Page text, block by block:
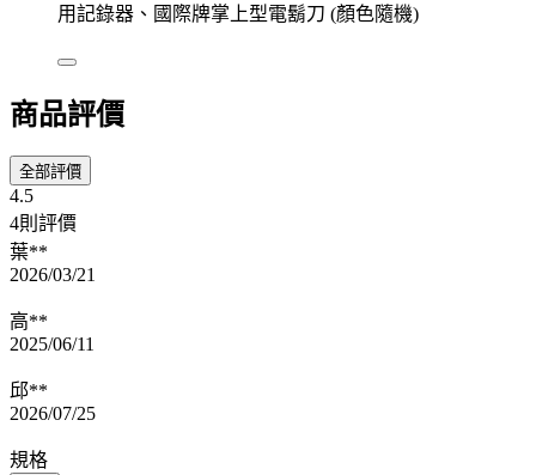
用記錄器、國際牌掌上型電鬍刀 (顏色隨機)
商品評價
全部評價
4.5
4則評價
葉**
2026/03/21
高**
2025/06/11
邱**
2026/07/25
規格